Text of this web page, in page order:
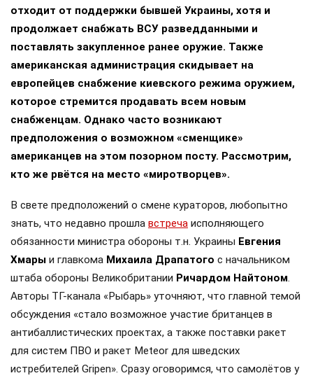
отходит от поддержки бывшей Украины, хотя и
продолжает снабжать ВСУ разведданными и
поставлять закупленное ранее оружие. Также
американская администрация скидывает на
европейцев снабжение киевского режима оружием,
которое стремится продавать всем новым
снабженцам. Однако часто возникают
предположения о возможном «сменщике»
американцев на этом позорном посту. Рассмотрим,
кто же рвётся на место «миротворцев».
В свете предположений о смене кураторов, любопытно
знать, что недавно прошла встреча исполняющего
обязанности министра обороны т.н. Украины Евгения
Хмары и главкома Михаила Драпатого с начальником
штаба обороны Великобритании Ричардом Найтоном.
Авторы ТГ-канала «Рыбарь» уточняют, что главной темой
обсуждения «стало возможное участие британцев в
антибаллистических проектах, а также поставки ракет
для систем ПВО и ракет Meteor для шведских
истребителей Gripen». Сразу оговоримся, что самолётов у